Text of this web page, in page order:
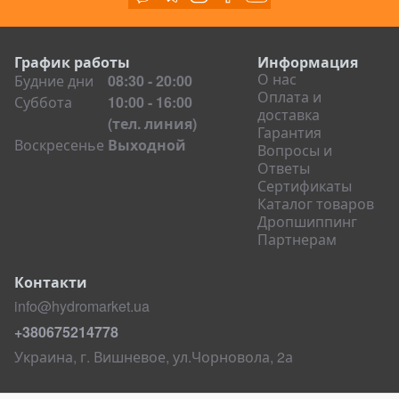
Гидромолоты
Гидроножницы и пульверайзеры
Виброрыхлители
Вибропогружатели
Измельчители древесины (дереводробилки)
Ковши на экскаваторы
Ковши на погрузчики
Ковши для фронтальных погрузчиков
Ковши для телескопических погрузчиков
Ковши на мини-погрузчики
График работы
Будние дни
08:30 - 20:00
Суббота
10:00 - 16:00
(тел. линия)
Воскресенье Выходной
Информация
О нас
Оплата и
доставка
Гарантия
Вопросы и
Ответы
Сертификаты
Каталог товаров
Дропшиппинг
Партнерам
Контакти
info@hydromarket.ua
+380675214778
Украина, г. Вишневое, ул.Чорновола, 2а